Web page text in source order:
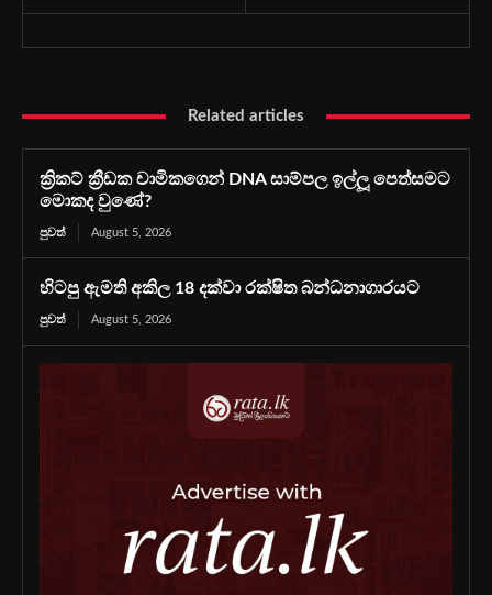
Related articles
ක්‍රිකට් ක්‍රීඩක චාමිකගෙන් DNA සාම්පල ඉල්ලූ පෙත්සමට
මොකද වුණේ?
පුවත් August 5, 2026
හිටපු ඇමති අකිල 18 දක්වා රක්ෂිත බන්ධනාගාරයට
පුවත් August 5, 2026